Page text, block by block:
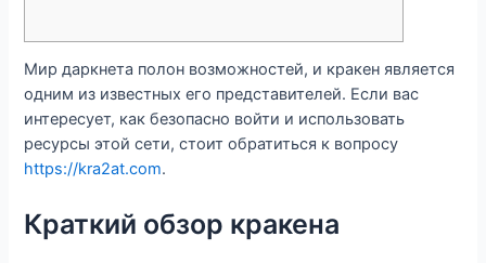
Мир даркнета полон возможностей, и кракен является
одним из известных его представителей. Если вас
интересует, как безопасно войти и использовать
ресурсы этой сети, стоит обратиться к вопросу
https://kra2at.com.
Краткий обзор кракена